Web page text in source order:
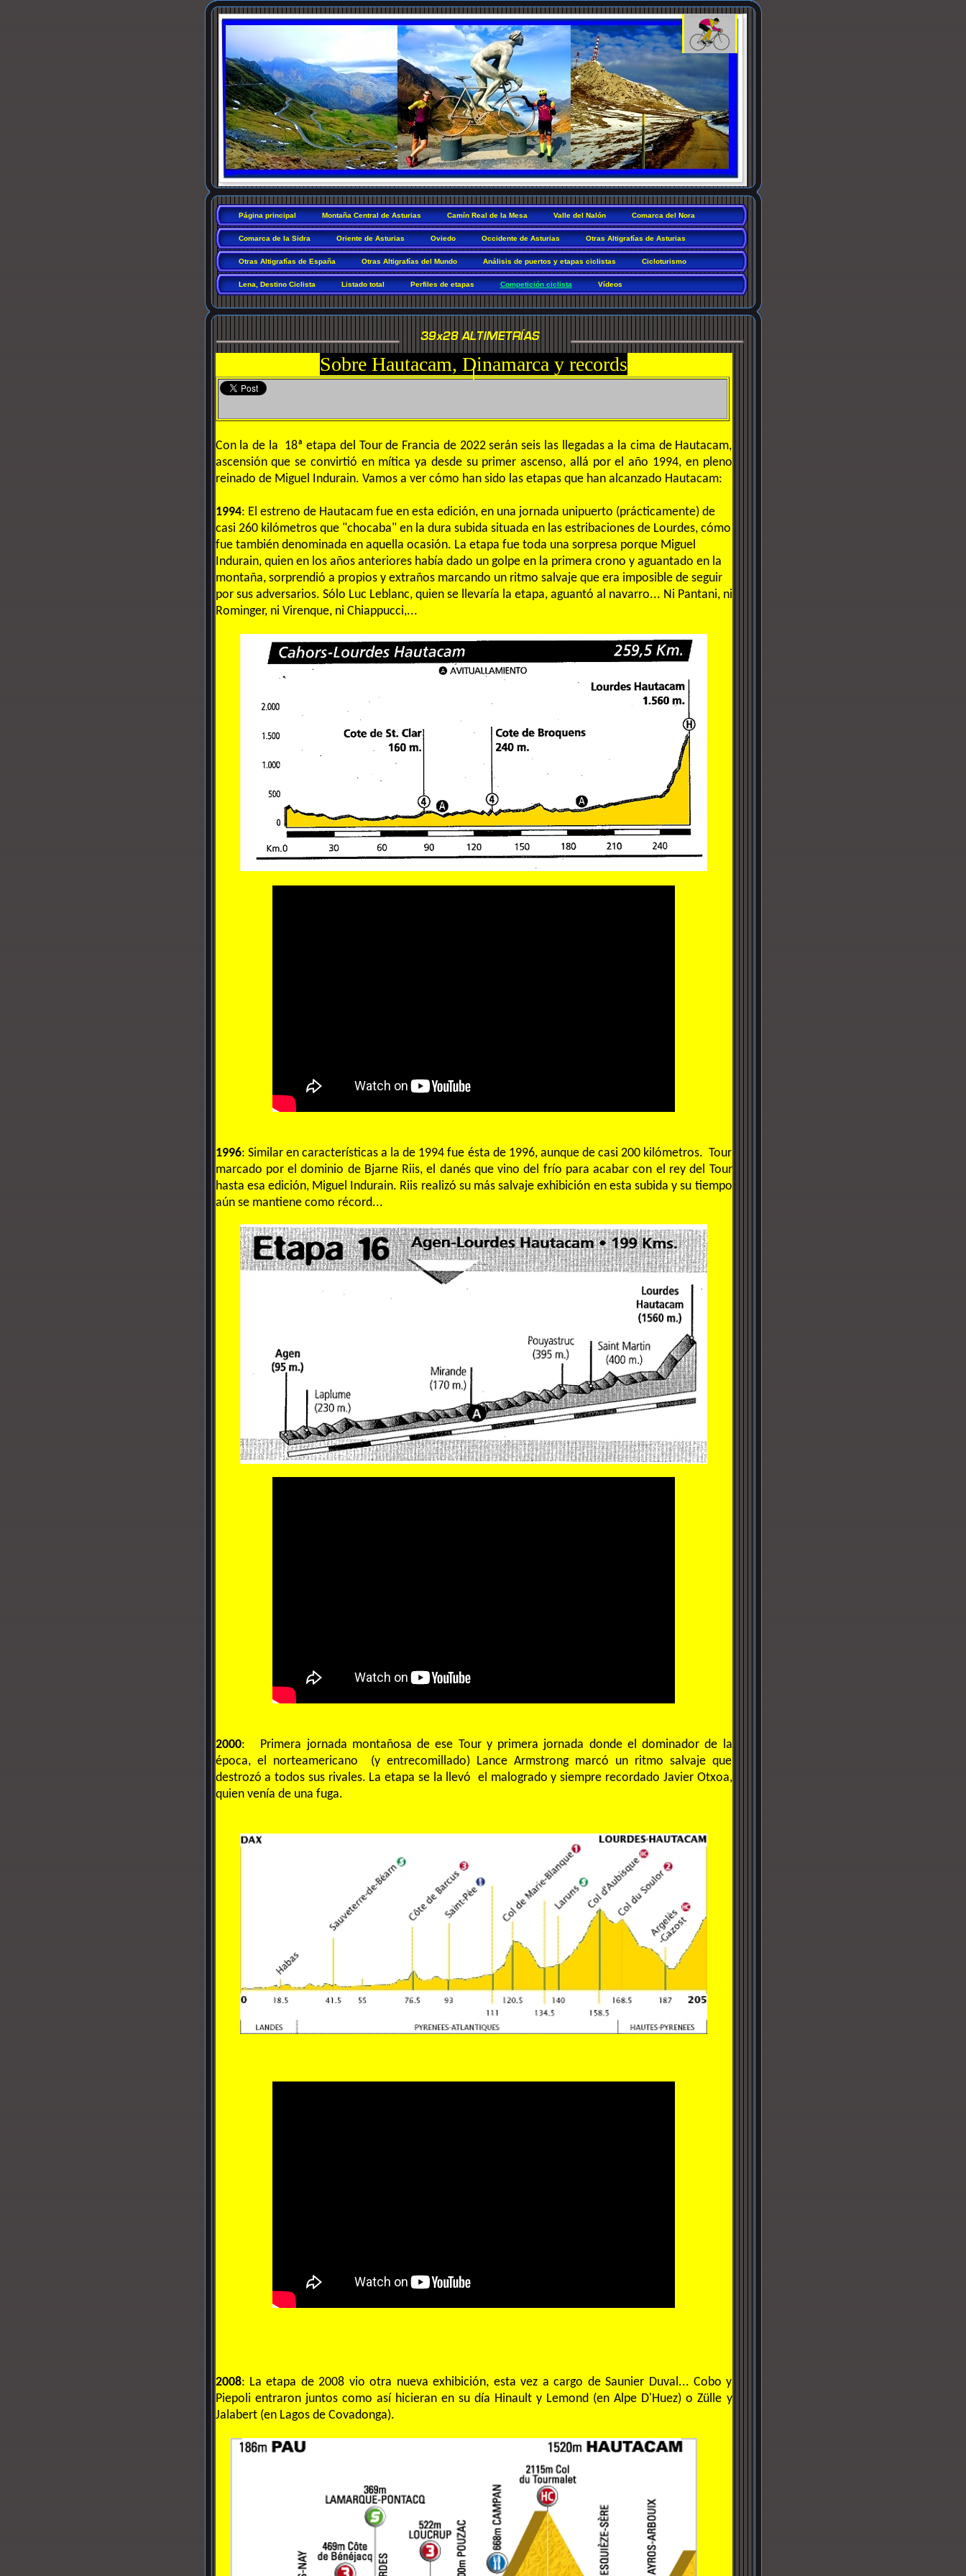
Página principal Montaña Central de Asturias Camín Real de la Mesa Valle del Nalón Comarca del Nora
Comarca de la Sidra Oriente de Asturias Oviedo Occidente de Asturias Otras Altigrafías de Asturias
Otras Altigrafías de España Otras Altigrafías del Mundo Análisis de puertos y etapas ciclistas Cicloturismo
Lena, Destino Ciclista Listado total Perfiles de etapas Competición ciclista Vídeos
Sobre Hautacam, Dinamarca y records
Con la de la 18ª etapa del Tour de Francia de 2022 serán seis las llegadas a la cima de Hautacam,
ascensión que se convirtió en mítica ya desde su primer ascenso, allá por el año 1994, en pleno
reinado de Miguel Indurain. Vamos a ver cómo han sido las etapas que han alcanzado Hautacam:
1994: El estreno de Hautacam fue en esta edición, en una jornada unipuerto (prácticamente) de
casi 260 kilómetros que "chocaba" en la dura subida situada en las estribaciones de Lourdes, cómo
fue también denominada en aquella ocasión. La etapa fue toda una sorpresa porque Miguel
Indurain, quien en los años anteriores había dado un golpe en la primera crono y aguantado en la
montaña, sorprendió a propios y extraños marcando un ritmo salvaje que era imposible de seguir
por sus adversarios. Sólo Luc Leblanc, quien se llevaría la etapa, aguantó al navarro... Ni Pantani, ni
Rominger, ni Virenque, ni Chiappucci,...
1996: Similar en características a la de 1994 fue ésta de 1996, aunque de casi 200 kilómetros. Tour
marcado por el dominio de Bjarne Riis, el danés que vino del frío para acabar con el rey del Tour
hasta esa edición, Miguel Indurain. Riis realizó su más salvaje exhibición en esta subida y su tiempo
aún se mantiene como récord...
2000: Primera jornada montañosa de ese Tour y primera jornada donde el dominador de la
época, el norteamericano (y entrecomillado) Lance Armstrong marcó un ritmo salvaje que
destrozó a todos sus rivales. La etapa se la llevó el malogrado y siempre recordado Javier Otxoa,
quien venía de una fuga.
2008: La etapa de 2008 vio otra nueva exhibición, esta vez a cargo de Saunier Duval... Cobo y
Piepoli entraron juntos como así hicieran en su día Hinault y Lemond (en Alpe D'Huez) o Zülle y
Jalabert (en Lagos de Covadonga).